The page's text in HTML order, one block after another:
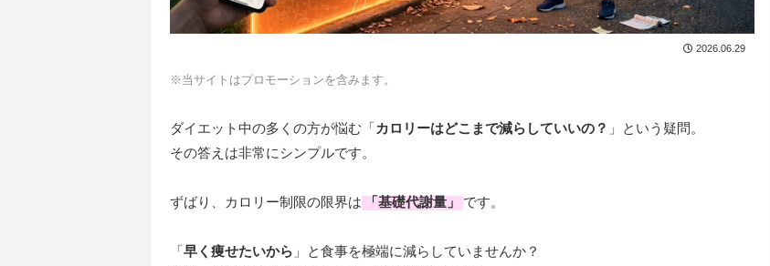
2026.06.29
※当サイトはプロモーションを含みます。
ダイエット中の多くの方が悩む「カロリーはどこまで減らしていいの？ 」という疑問。
その答えは非常にシンプルです。
ずばり、カロリー制限の限界は 「基礎代謝量 」 です。
「早く痩せたいから 」と食事を極端に減らしていませんか？